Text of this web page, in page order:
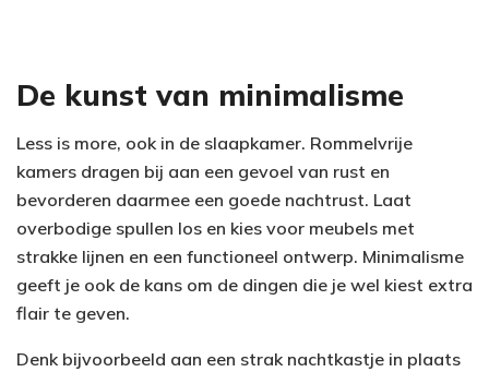
De kunst van minimalisme
Less is more, ook in de slaapkamer. Rommelvrije
kamers dragen bij aan een gevoel van rust en
bevorderen daarmee een goede nachtrust. Laat
overbodige spullen los en kies voor meubels met
strakke lijnen en een functioneel ontwerp. Minimalisme
geeft je ook de kans om de dingen die je wel kiest extra
flair te geven.
Denk bijvoorbeeld aan een strak nachtkastje in plaats